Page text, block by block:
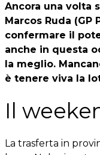
Ancora una volta
Marcos Ruda (GP
confermare il
anche in questa
la meglio.
è tenere viva la
Il
La trasferta in